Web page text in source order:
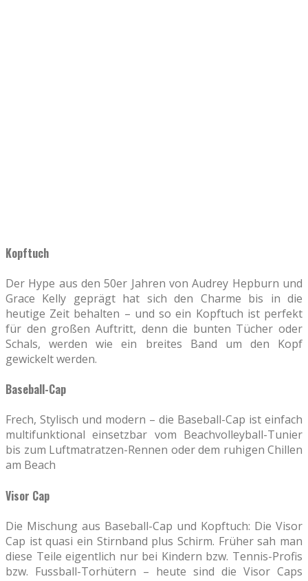
Kopftuch
Der Hype aus den 50er Jahren von Audrey Hepburn und
Grace Kelly geprägt hat sich den Charme bis in die
heutige Zeit behalten – und so ein Kopftuch ist perfekt
für den großen Auftritt, denn die bunten Tücher oder
Schals, werden wie ein breites Band um den Kopf
gewickelt werden.
Baseball-Cap
Frech, Stylisch und modern – die Baseball-Cap ist einfach
multifunktional einsetzbar vom Beachvolleyball-Tunier
bis zum Luftmatratzen-Rennen oder dem ruhigen Chillen
am Beach
Visor Cap
Die Mischung aus Baseball-Cap und Kopftuch: Die Visor
Cap ist quasi ein Stirnband plus Schirm. Früher sah man
diese Teile eigentlich nur bei Kindern bzw. Tennis-Profis
bzw. Fussball-Torhütern – heute sind die Visor Caps